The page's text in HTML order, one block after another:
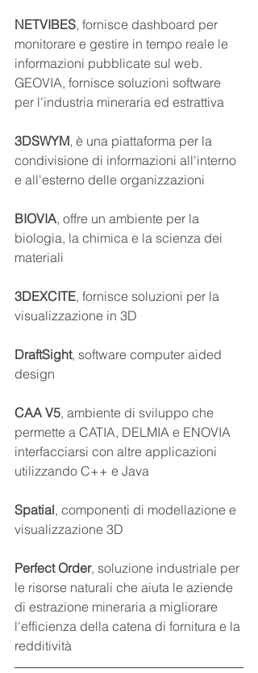
NETVIBES, fornisce dashboard per
monitorare e gestire in tempo reale le
informazioni pubblicate sul web.
GEOVIA, fornisce soluzioni software
per l'industria mineraria ed estrattiva
3DSWYM, è una piattaforma per la
condivisione di informazioni all'interno
e all'esterno delle organizzazioni
BIOVIA, offre un ambiente per la
biologia, la chimica e la scienza dei
materiali
3DEXCITE, fornisce soluzioni per la
visualizzazione in 3D
DraftSight, software computer aided
design
CAA V5, ambiente di sviluppo che
permette a CATIA, DELMIA e ENOVIA
interfacciarsi con altre applicazioni
utilizzando C++ e Java
Spatial, componenti di modellazione e
visualizzazione 3D
Perfect Order, soluzione industriale per
le risorse naturali che aiuta le aziende
di estrazione mineraria a migliorare
l'efficienza della catena di fornitura e la
redditività